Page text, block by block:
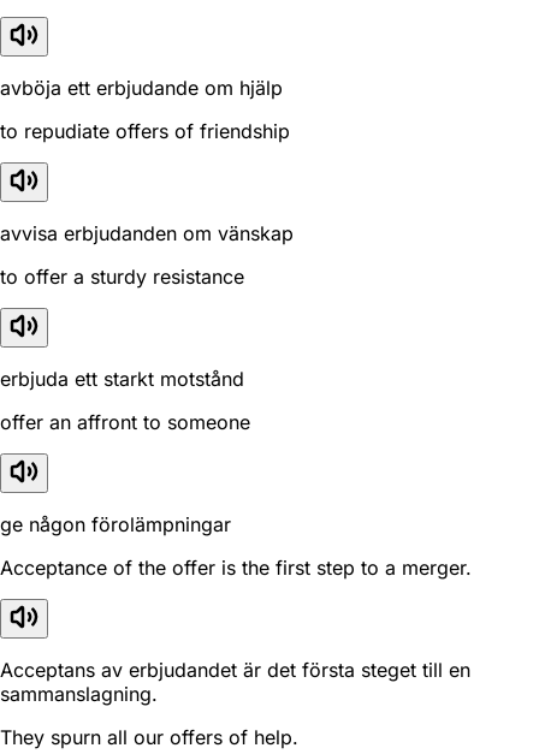
avböja ett erbjudande om hjälp
to repudiate offers of friendship
avvisa erbjudanden om vänskap
to offer a sturdy resistance
erbjuda ett starkt motstånd
offer an affront to someone
ge någon förolämpningar
Acceptance of the offer is the first step to a merger.
Acceptans av erbjudandet är det första steget till en
sammanslagning.
They spurn all our offers of help.